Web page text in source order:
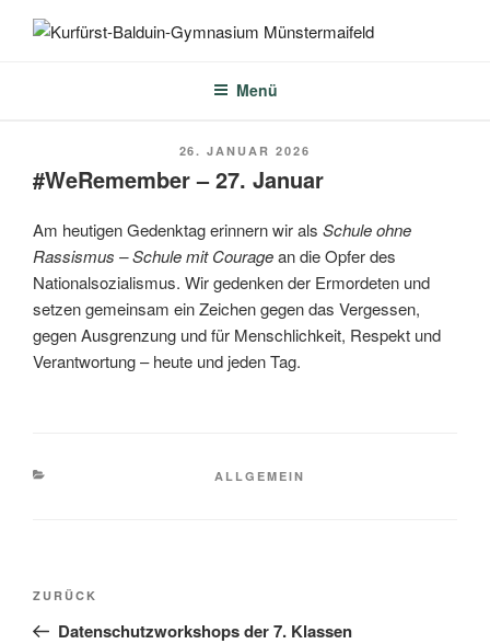
Inhalt
Menü
VERÖFFENTLICHT
26. JANUAR 2026
#WeRemember – 27. Januar
Am heutigen Gedenktag erinnern wir als Schule ohne
Rassismus – Schule mit Couragean die Opfer des
Nationalsozialismus. Wir gedenken der Ermordeten und
setzen gemeinsam ein Zeichen gegen das Vergessen,
gegen Ausgrenzung und für Menschlichkeit, Respekt und
Verantwortung – heute und jeden Tag.
KATEGORIEN
ALLGEMEIN
Beitragsnavigation
Vorheriger
Beitrag
ZURÜCK
Datenschutzworkshops der 7. Klassen